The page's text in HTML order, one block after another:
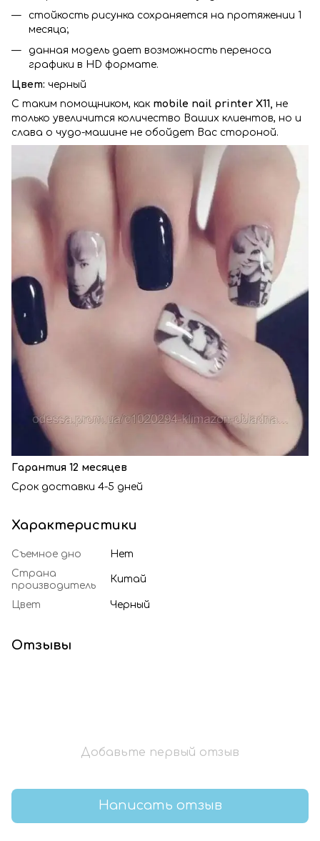
стойкость рисунка сохраняется на протяжении 1
месяца;
данная модель дает возможность переноса
графики в HD формате.
Цвет: черный
С таким помощником, как mobile nail printer X11, не
только увеличится количество Ваших клиентов, но и
слава о чудо-машине не обойдет Вас стороной.
Гарантия 12 месяцев
Срок доставки 4-5 дней
Характеристики
Съемное дно
Нет
Страна
производитель
Китай
Цвет Черный
Отзывы
Добавьте первый отзыв
Написать отзыв